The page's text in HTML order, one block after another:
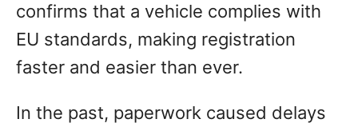
confirms that a vehicle complies with
EU standards, making registration
faster and easier than ever.
In the past, paperwork caused delays